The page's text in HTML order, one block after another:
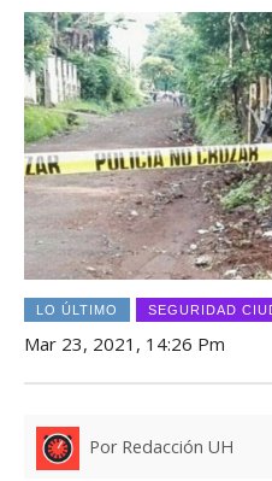
LO ÚLTIMO SEGURIDAD
Mar 23, 2021, 14:26 Pm
Por Redacción UH